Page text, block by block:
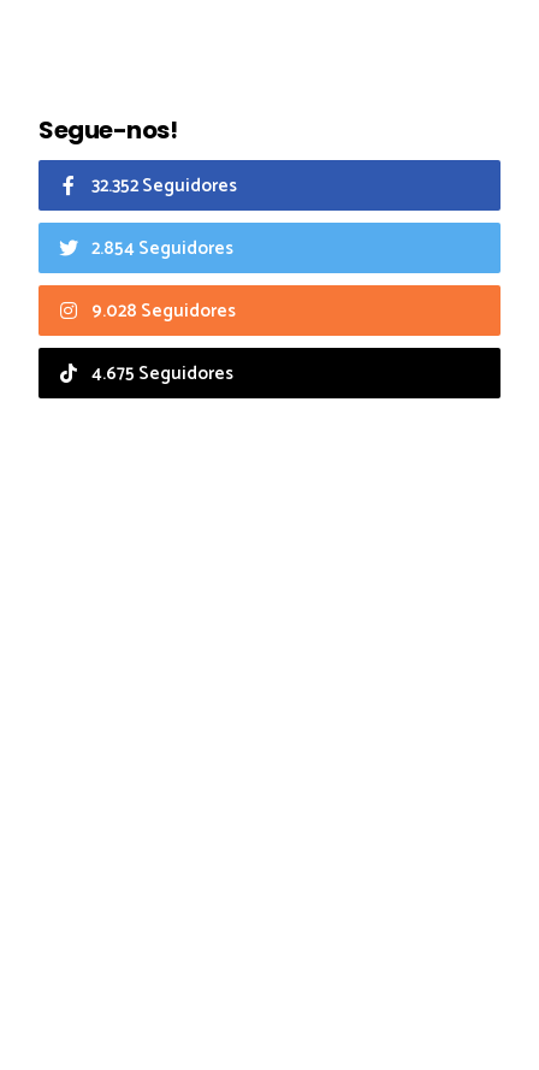
Segue-nos!
32.352 Seguidores
2.854 Seguidores
9.028 Seguidores
4.675 Seguidores